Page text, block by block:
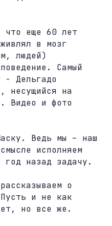
что еще 60 лет
в мозг
людей)
Самый
- Дельгадо
несущийся на
Видео и фото
Ведь мы – наш
исполняем
год назад задачу.
о
и не как
но все же.